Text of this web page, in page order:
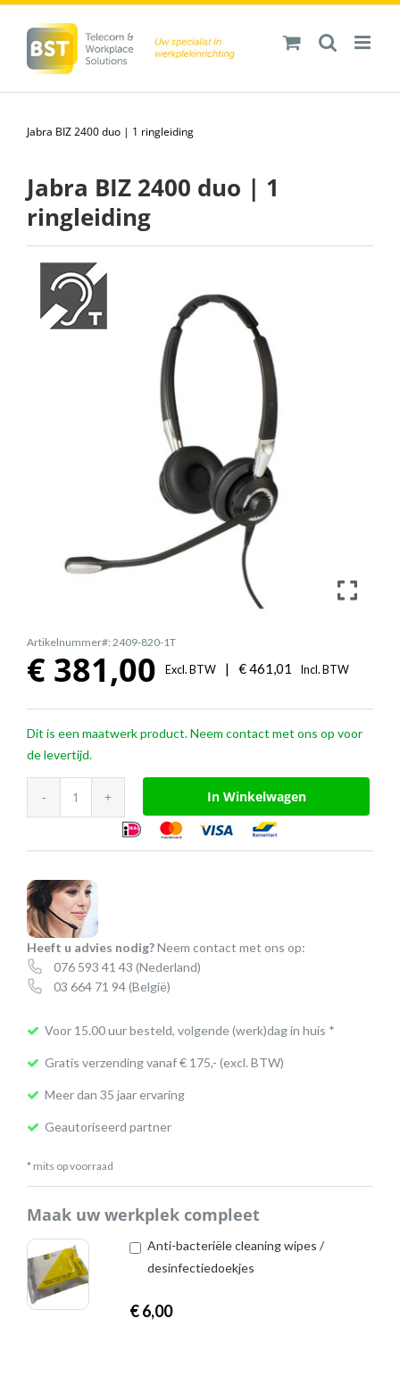
inhoud
Jabra BIZ 2400 duo | 1 ringleiding
Jabra BIZ 2400 duo | 1
ringleiding
Artikelnummer#: 2409-820-1T
€ 381,00 Excl. BTW | €461,01 Incl. BTW
Dit is een maatwerk product. Neem contact met ons op voor
de levertijd.
Maak uw werkplek compleet
Anti-bacteriële cleaning wipes /
desinfectiedoekjes
€6,00
BIZ
|
1
ringleiding
aantal
In Winkelwagen
Heeft u advies nodig?Neem contact met ons op:
076 593 41 43 (Nederland)
03 664 71 94(België)
Voor 15.00 uur besteld, volgende (werk)dag in huis *
Gratis verzending vanaf € 175,- (excl. BTW)
Meer dan 35 jaar ervaring
Geautoriseerd partner
* mits op voorraad